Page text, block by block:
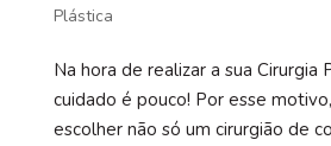
Plástica
Na hora de realizar a sua Cirurgia
cuidado é pouco! Por esse
escolher não só um cirurgião de